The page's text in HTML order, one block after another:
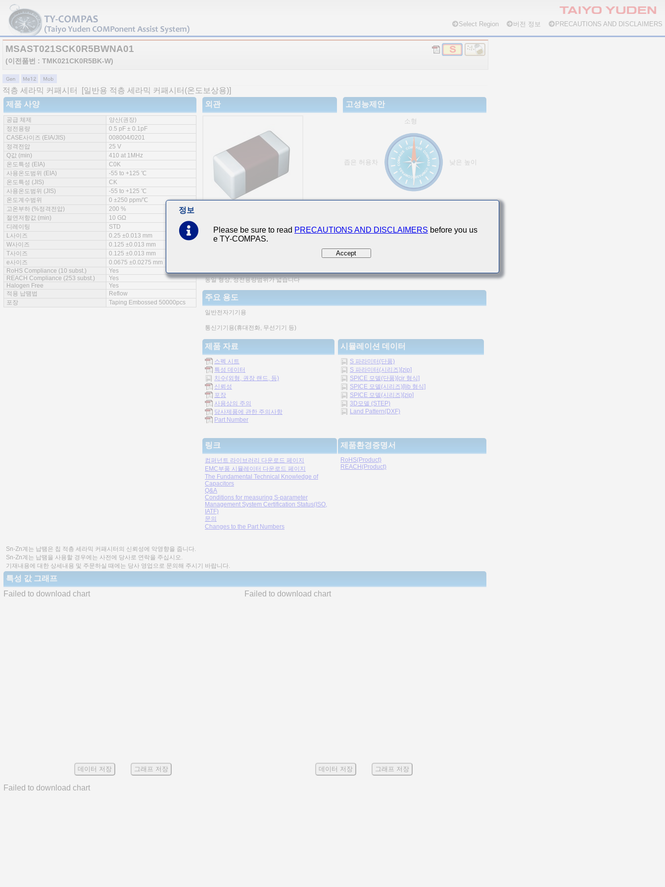
Select Region 버전 정보 PRECAUTIONS AND DISCLAIMERS
MSAST021SCK0R5BWNA01
(이전품번 : TMK021CK0R5BK-W)
적층 세라믹 커패시터
[일반용 적층 세라믹 커패시터(온도보상용)]
제품 사양
공급 체제
양산(권장)
정전용량
0.5 pF ± 0.1pF
CASE사이즈 (EIA/JIS)
008004/0201
정격전압
25 V
Q값 (min)
410 at 1MHz
온도특성 (EIA)
C0K
사용온도범위 (EIA)
-55 to +125 ℃
온도특성 (JIS)
CK
사용온도범위 (JIS)
-55 to +125 ℃
온도계수범위
0 ±250 ppm/℃
고온부하 (%정격전압)
200 %
절연저항값 (min)
10 GΩ
디레이팅
STD
L사이즈
0.25 ±0.013 mm
W사이즈
0.125 ±0.013 mm
T사이즈
0.125 ±0.013 mm
e사이즈
0.0675 ±0.0275 mm
RoHS Compliance (10 subst.)
Yes
REACH Compliance (253 subst.)
Yes
Halogen Free
Yes
적용 납땜법
Reflow
포장
Taping Embossed 50000pcs
외관 고성능제안
소형
좁은 허용차 낮은 높이
특징
동일 형상, 정전용량범위가 넓습니다
주요 용도
일반전자기기용
통신기기용(휴대전화, 무선기기 등)
제품 자료
스펙 시트
특성 데이터
치수(외형, 권장 랜드, 등)
신뢰성
포장
사용상의 주의
당사제품에 관한 주의사항
Part Number
시뮬레이션 데이터
S 파라미터(단품)
S 파라미터(시리즈)[zip]
SPICE 모델(단품)[cir 형식]
SPICE 모델(시리즈)[lib 형식]
SPICE 모델(시리즈)[zip]
3D모델 (STEP)
Land Pattern(DXF)
링크
컴퍼넌트 라이브러리 다운로드 페이지
EMC부품 시뮬레이터 다운로드 페이지
The Fundamental Technical Knowledge of
Capacitors
Q&A
Conditions for measuring S-parameter
Management System Certification Status(ISO,
IATF)
문의
Changes to the Part Numbers
제품환경증명서
RoHS(Product)
REACH(Product)
Sn-Zn계는 납땜은 칩 적층 세라믹 커패시터의 신뢰성에 악영향을 줍니다.
Sn-Zn계는 납땜을 사용할 경우에는 사전에 당사로 연락을 주십시오.
기재내용에 대한 상세내용 및 주문하실 때에는 당사 영업으로 문의해 주시기 바랍니다.
특성 값 그래프
Failed to download chart
데이터 저장 그래프 저장
Failed to download chart
데이터 저장 그래프 저장
Failed to download chart
정보
Please be sure to read PRECAUTIONS AND DISCLAIMERS before you us
e TY-COMPAS.
Accept